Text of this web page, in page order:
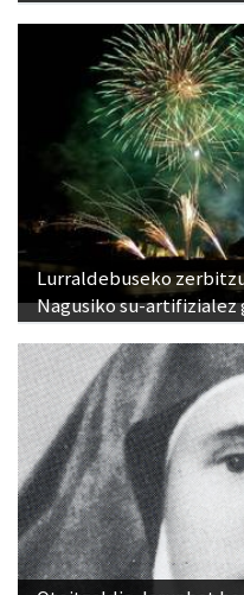
Lurraldebuseko
Nagusiko su-artifizialez